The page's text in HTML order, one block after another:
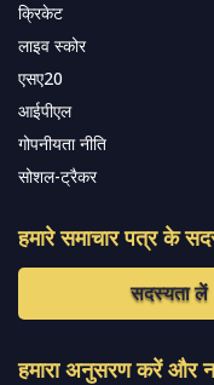
क्रिकेट
लाइव स्कोर
एसए20
आईपीएल
गोपनीयता नीति
सोशल-ट्रैकर
हमारे समाचार पत्र के
सदस्यता लें
हमारा अनुसरण करें और